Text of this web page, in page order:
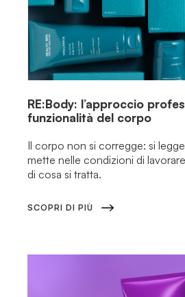
RE:Body: l’approccio
funzionalità del corpo
Il corpo non si corregge: si
mette nelle condizioni di
di cosa si tratta.
SCOPRI DI PIÙ